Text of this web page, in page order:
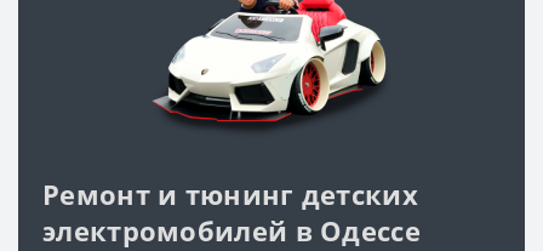
Ремонт и тюнинг детских
электромобилей в Одессе